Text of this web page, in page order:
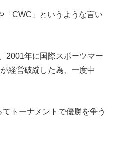
「CWC」というような言い
2001年に国際スポーツマー
経営破綻した為、一度中
トーナメントで優勝を争う